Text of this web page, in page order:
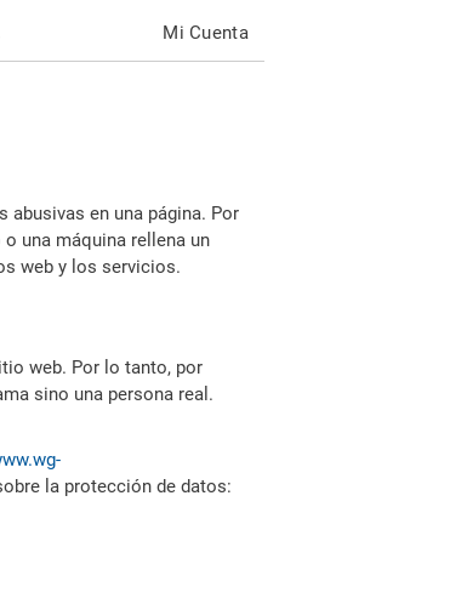
Mi Cuenta
abusivas en una página. Por
una máquina rellena un
web y los servicios.
web. Por lo tanto, por
sino una persona real.
la protección de datos: